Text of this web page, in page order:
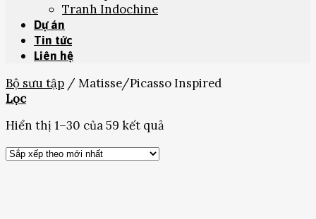
Tranh Indochine
Dự án
Tin tức
Liên hệ
Bộ sưu tập / Matisse/Picasso Inspired
Lọc
Hiển thị 1–30 của 59 kết quả